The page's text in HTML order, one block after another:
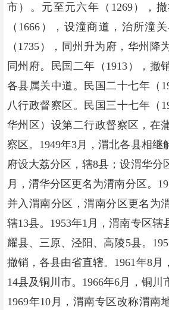
市）。元至元六年（1269），
（1666），设潼商道，治所潼
（1735），同州升为府，华州降
同州府。民国二年（1913），撤
各县属关中道。民国二十七年（
八行政督察区。民国三十七年（
华州区）设第二行政督察区，在
察区。1949年3月，渭北各县相继
府设大荔分区，辖8县；设渭华分
月，渭华分区更名为渭南分区。
并入渭南分区，渭南分区更名为
辖13县。1953年1月，渭南专区辖
耀县、三原、泾阳、高陵5县。
撤销，各县由省直辖。1961年8月
14县及铜川市。1966年6月，铜川
1969年10月，渭南专区改称渭南